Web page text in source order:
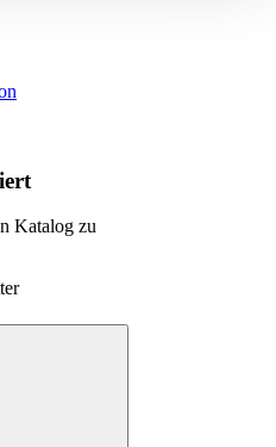
anpassen oder für
Katalog zu